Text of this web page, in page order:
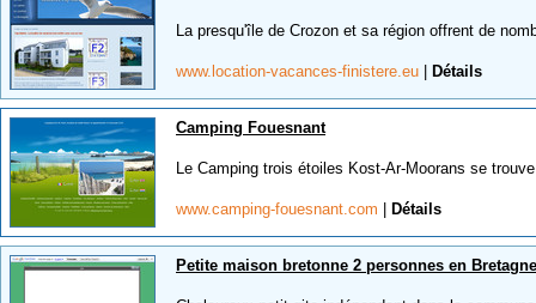
La presqu'île de Crozon et sa région offrent de
www.location-vacances-finistere.eu Détails
Camping Fouesnant
Le Camping trois étoiles Kost-Ar-Moorans se
www.camping-fouesnant.com Détails
Petite maison bretonne 2 personnes en Bretagne